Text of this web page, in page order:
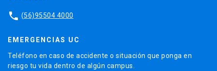
phone (56)95504 4000
EMERGENCIAS UC
Teléfono en caso de accidente o situación que ponga en
riesgo tu vida dentro de algún campus.